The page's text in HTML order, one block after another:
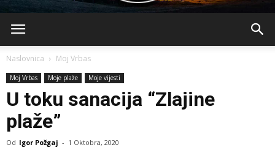
Naslovnica Moj Vrbas
Moj Vrbas Moje plaže Moje vijesti
U toku sanacija “Zlajine
plaže”
Od Igor Požgaj - 1 Oktobra, 2020